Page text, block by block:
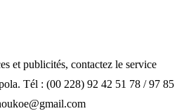
et publicités, contactez le service
Tél : (00 228) 92 42 51 78 / 97 85